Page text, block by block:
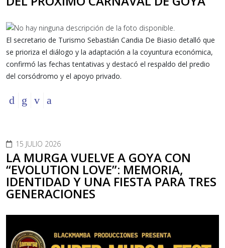
El secretario de Turismo Sebastián Candia De Biasio detalló que
se prioriza el diálogo y la adaptación a la coyuntura económica,
confirmó las fechas tentativas y destacó el respaldo del predio
del corsódromo y el apoyo privado.
15 JULIO 2026
LA MURGA VUELVE A GOYA CON
“EVOLUTION LOVE”: MEMORIA,
IDENTIDAD Y UNA FIESTA PARA TRES
GENERACIONES